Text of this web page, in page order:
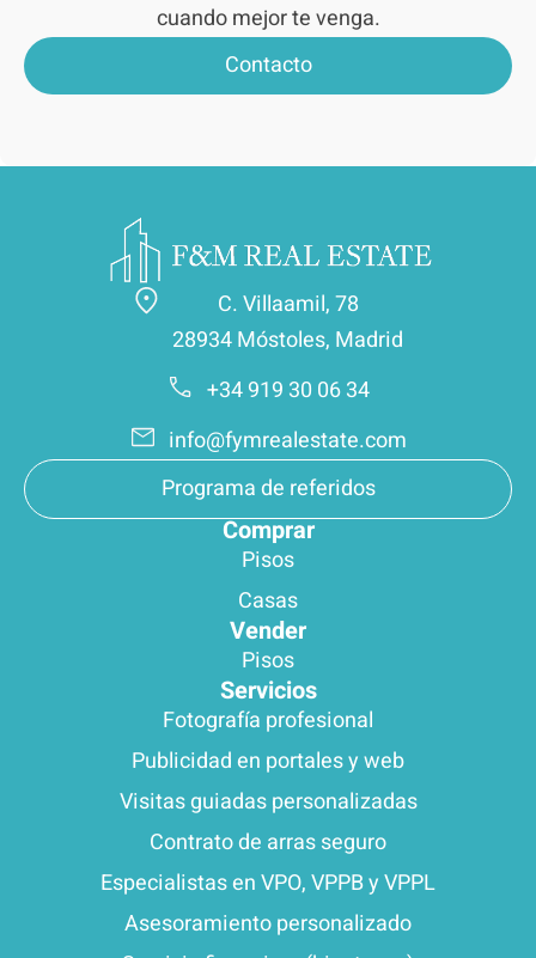
cuando mejor te venga.
Contacto
C. Villaamil, 78
28934 Móstoles, Madrid
+34 919 30 06 34
info@fymrealestate.com
Programa de referidos
Comprar
Pisos
Casas
Vender
Pisos
Servicios
Fotografía profesional
Publicidad en portales y web
Visitas guiadas personalizadas
Contrato de arras seguro
Especialistas en VPO, VPPB y VPPL
Asesoramiento personalizado